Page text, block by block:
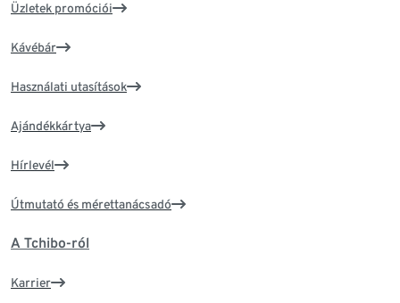
Üzletek promóciói
Kávébár
Használati utasítások
Ajándékkártya
Hírlevél
Útmutató és mérettanácsadó
A Tchibo-ról
Karrier